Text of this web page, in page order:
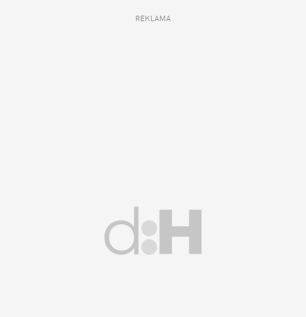
REKLAMA